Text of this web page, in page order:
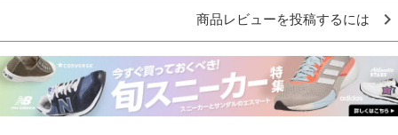
商品レビューを投稿するには